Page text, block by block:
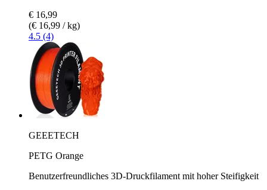
€ 16,99
(€ 16,99 / kg)
4.5 (4)
GEEETECH
PETG Orange
Benutzerfreundliches 3D-Druckfilament mit hoher Steifigkeit